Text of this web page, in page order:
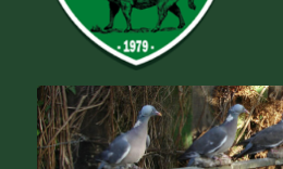
ACCA Belin Beliet